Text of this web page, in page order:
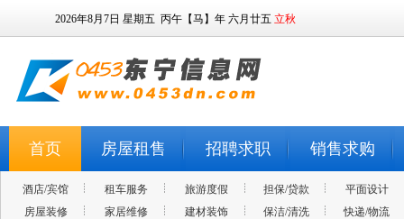
2026年8月7日 星期五 丙午【马】年 六月廿五 立秋
首页 房屋租售 招聘求职 销售求购
酒店/宾馆 租车服务 旅游度假 担保/贷款
平面设计
房屋装修
家居维修 建材装饰 保洁/清洗 快递/物流